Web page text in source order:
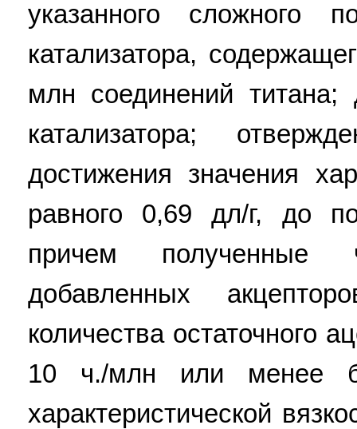
указанного сложного
катализатора,
млн соединений титана;
катализатора;
достижения значения
равного 0,69 дл/г, до
причем полученные
добавленных
количества остаточного
10 ч./млн или менее
характеристической